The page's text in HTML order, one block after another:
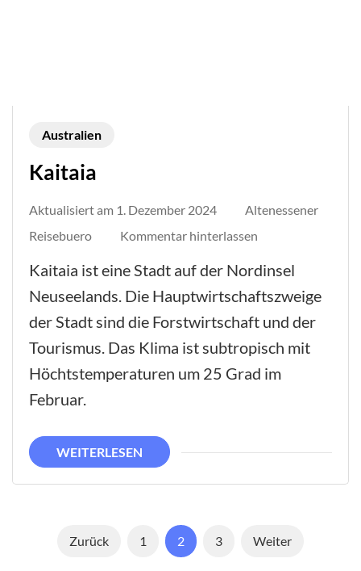
Australien
Kaitaia
Aktualisiert am 1. Dezember 2024
Altenessener
Reisebuero
Kommentar hinterlassen
Kaitaia ist eine Stadt auf der Nordinsel
Neuseelands. Die Hauptwirtschaftszweige
der Stadt sind die Forstwirtschaft und der
Tourismus. Das Klima ist subtropisch mit
Höchtstemperaturen um 25 Grad im
Februar.
WEITERLESEN
Seitennummerierung
Zurück Seite
1 Seite
2 Seite
3 Weiter